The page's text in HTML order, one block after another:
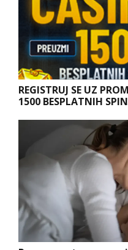
REGISTRUJ SE UZ
1500 BESPLATNIH